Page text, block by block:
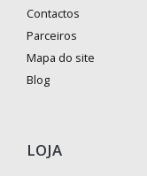
Contactos
Parceiros
Mapa do site
Blog
LOJA